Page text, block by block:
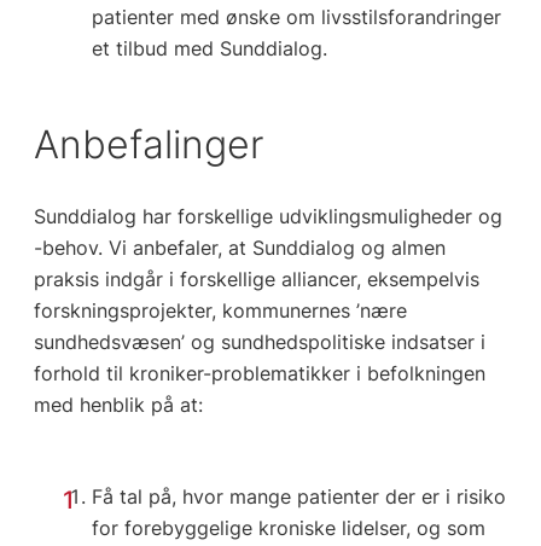
patienter med ønske om livsstilsforandringer
et tilbud med Sunddialog.
Anbefalinger
Sunddialog har forskellige udviklingsmuligheder og
-behov. Vi anbefaler, at Sunddialog og almen
praksis indgår i forskellige alliancer, eksempelvis
forskningsprojekter, kommunernes ’nære
sundhedsvæsen’ og sundhedspolitiske indsatser i
forhold til kroniker-problematikker i befolkningen
med henblik på at:
Få tal på, hvor mange patienter der er i risiko
for forebyggelige kroniske lidelser, og som